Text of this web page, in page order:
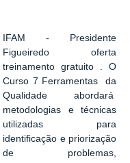
IFAM - Presidente
Figueiredo oferta
treinamento gratuito . O
Curso 7 Ferramentas da
Qualidade abordará
metodologias e técnicas
utilizadas para
identificação e priorização
de problemas,